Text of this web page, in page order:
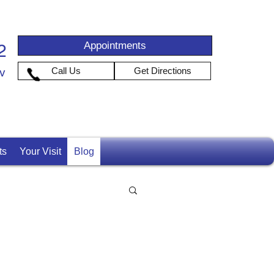
Appointments
Call Us Get Directions
Your Visit Blog